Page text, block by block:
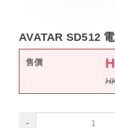
AVATAR SD512
售價
-